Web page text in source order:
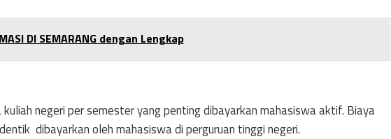
DI SEMARANG dengan Lengkap
negeri per semester yang penting dibayarkan mahasiswa aktif. Biaya
dibayarkan oleh mahasiswa di perguruan tinggi negeri.